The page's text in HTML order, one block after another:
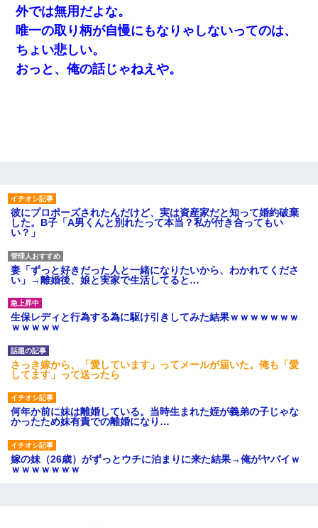
外では無用だよな。
唯一の取り柄が自慢にもなりゃしないってのは、
ちょい悲しい。
おっと、俺の話じゃねえや。
彼にプロポーズされたんだけど、実は資産家だと知って婚約破棄
した。B子「A男くんと別れたって本当？私が付き合ってもい
い？」
妻「ずっと好きだった人と一緒になりたいから、わかれてくださ
い」→離婚後、娘と実家で生活してると…
生保レディと行為する為に駆け引きしてみた結果ｗｗｗｗｗｗｗ
ｗｗｗｗｗ
さっき嫁から、「愛しています」ってメールが届いた。俺も「愛
してます」って送ったら
何年か前に妹は離婚している。当時生まれた姪が義弟の子じゃな
かったため妹有責での離婚になり…
嫁の妹（26歳）がずっとウチに泊まりに来た結果→俺がヤバイｗ
ｗｗｗｗｗｗｗ